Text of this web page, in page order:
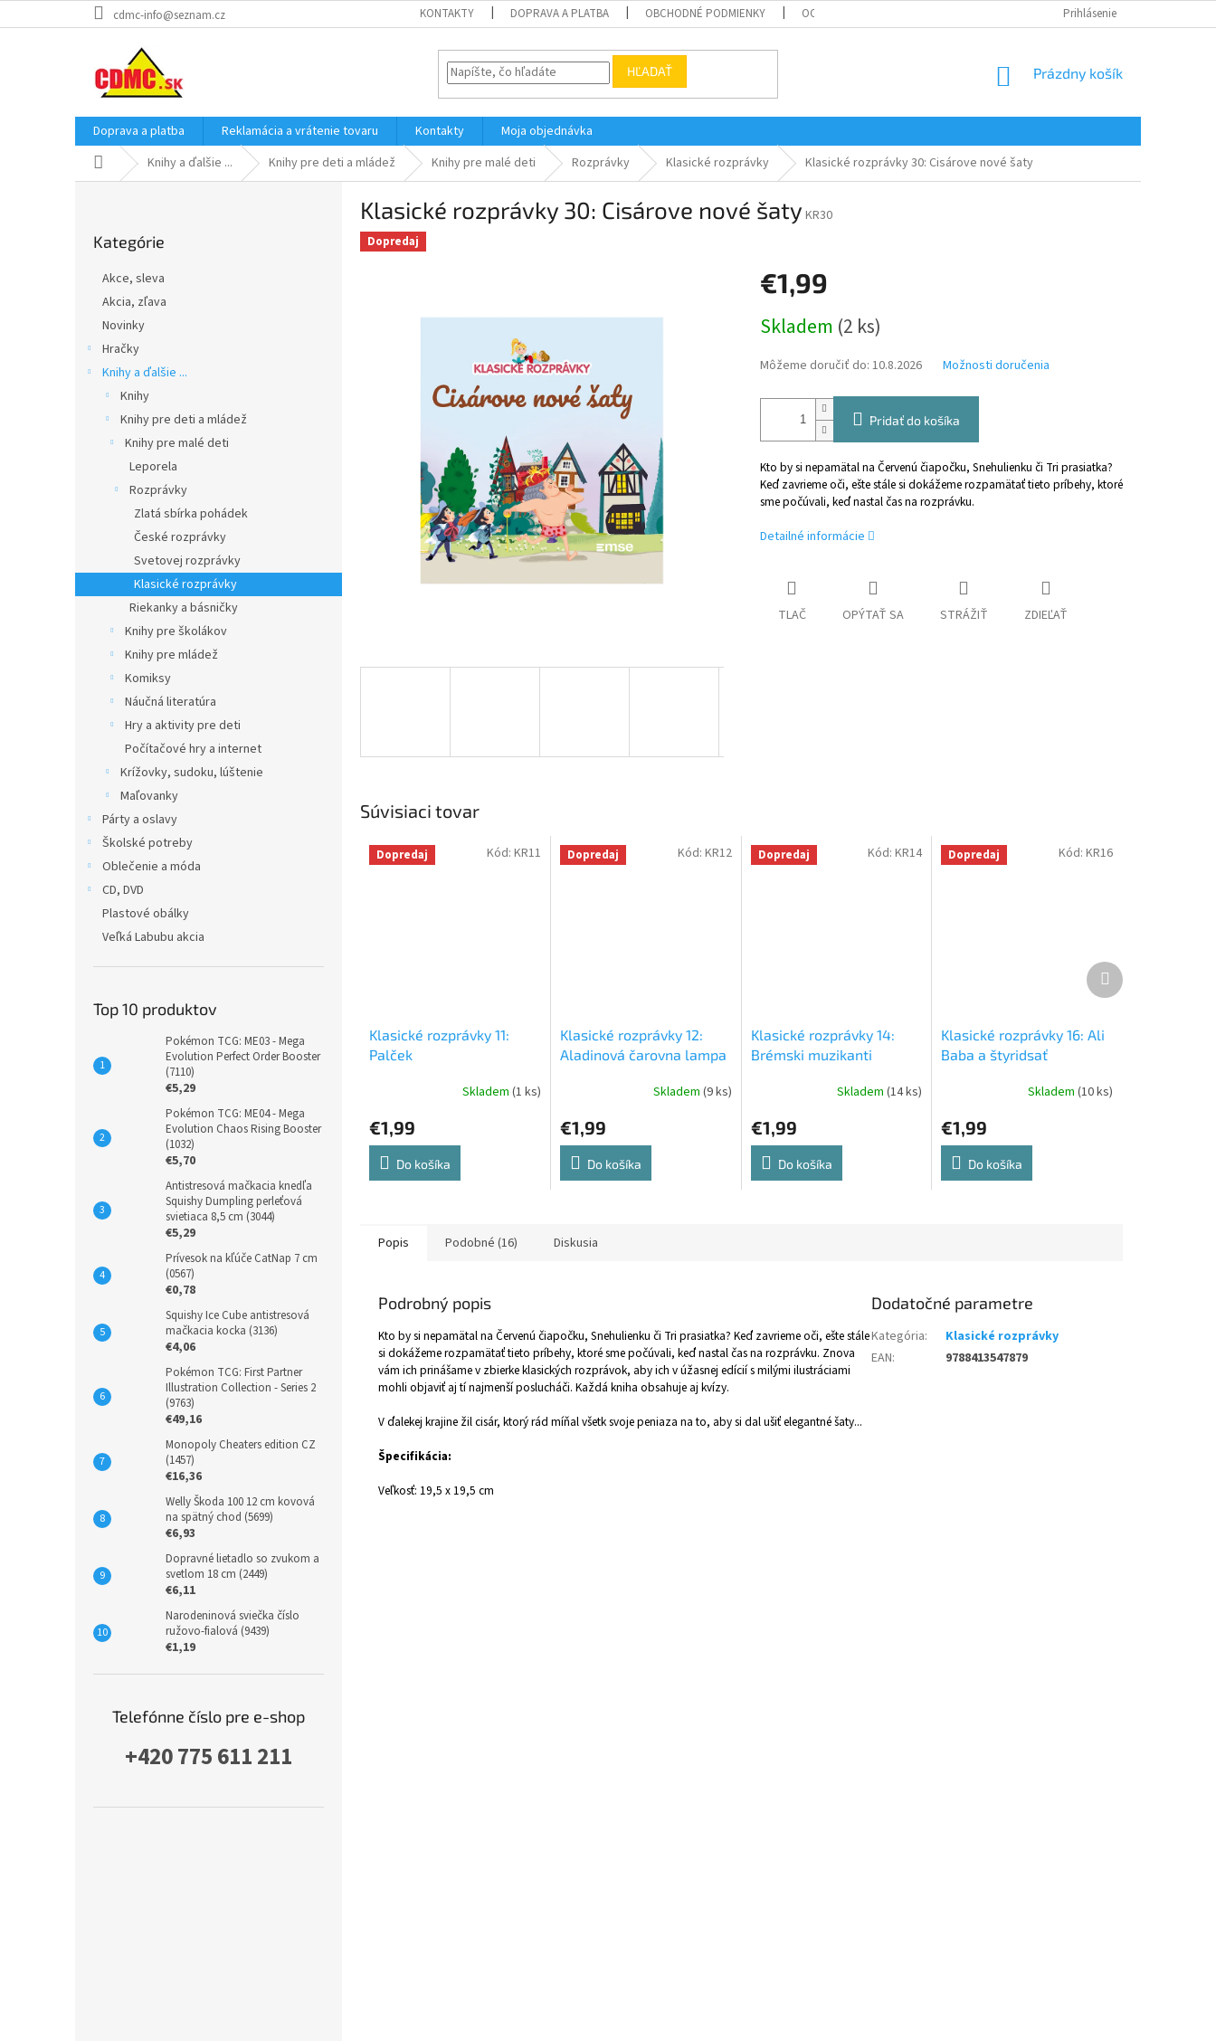
na
cdmc-info@seznam.cz KONTAKTY DOPRAVA A PLATBA OBCHODNÉ PODMIENKY OCHRANA OSOBNÝCH ÚDAJOV Prihlásenie
HĽADAŤ
NÁKUPNÝ
Prázdny košík
Doprava a platba Reklamácia a vrátenie tovaru Kontakty
Moja objednávka
DomovKnihy a ďalšie ... Knihy pre deti a mládež Knihy pre malé deti Rozprávky Klasické rozprávky Klasické rozprávky 30: Cisárove nové šaty
kategórie
Kategórie
Akce, sleva
Akcia, zľava
Novinky
Hračky
Knihy a ďalšie ...
Knihy
Knihy pre deti a mládež
Knihy pre malé deti
Leporela
Rozprávky
Zlatá sbírka pohádek
České rozprávky
Svetovej rozprávky
Klasické rozprávky
Riekanky a básničky
Knihy pre školákov
Knihy pre mládež
Komiksy
Náučná literatúra
Hry a aktivity pre deti
Počítačové hry a internet
Krížovky, sudoku, lúštenie
Maľovanky
Párty a oslavy
Školské potreby
Oblečenie a móda
CD, DVD
Plastové obálky
Veľká Labubu akcia
Top 10 produktov
Pokémon TCG: ME03 - Mega
Evolution Perfect Order Booster
(7110)
€5,29
Pokémon TCG: ME04 - Mega
Evolution Chaos Rising Booster
(1032)
€5,70
Antistresová mačkacia knedľa
Squishy Dumpling perleťová
svietiaca 8,5 cm (3044)
€5,29
Prívesok na kľúče CatNap 7 cm
(0567)
€0,78
Squishy Ice Cube antistresová
mačkacia kocka (3136)
€4,06
Pokémon TCG: First Partner
Illustration Collection - Series 2
(9763)
€49,16
Monopoly Cheaters edition CZ
(1457)
€16,36
Welly Škoda 100 12 cm kovová
na spätný chod (5699)
€6,93
Dopravné lietadlo so zvukom a
svetlom 18 cm (2449)
€6,11
Narodeninová sviečka číslo
ružovo-fialová (9439)
€1,19
Telefónne číslo pre e-shop
+420 775 611 211
Klasické rozprávky 30: Cisárove nové šaty KR30
Dopredaj
€1,99
cena:
Skladem (2 ks)
Môžeme doručiť do: 10.8.2026 Možnosti doručenia
Pridať do košíka
Kto by si nepamätal na Červenú čiapočku, Snehulienku či Tri prasiatka?
Keď zavrieme oči, ešte stále si dokážeme rozpamätať tieto príbehy, ktoré
sme počúvali, keď nastal čas na rozprávku.
Detailné informácie
TLAČ OPÝTAŤ SA STRÁŽIŤ ZDIEĽAŤ
Súvisiaci tovar
Dopredaj
Klasické rozprávky 11:
Palček
Skladem (1 ks)
€1,99
Do košíka
Kód: KR11 Dopredaj
Klasické rozprávky 12:
Aladinová čarovna lampa
Skladem (9 ks)
€1,99
Do košíka
Kód: KR12 Dopredaj
Klasické rozprávky 14:
Brémski muzikanti
Skladem(14 ks)
€1,99
Do košíka
Kód:KR14 Dopredaj
Klasické rozprávky 16: Ali
Baba a štyridsať
Skladem (10 ks)
€1,99
Do košíka
Kód: KR16
Ďalší
produkt
Popis Podobné (16) Diskusia
Podrobný popis
Kto by si nepamätal na Červenú čiapočku, Snehulienku či Tri prasiatka? Keď zavrieme oči, ešte stále
si dokážeme rozpamätať tieto príbehy, ktoré sme počúvali, keď nastal čas na rozprávku. Znova
vám ich prinášame v zbierke klasických rozprávok, aby ich v úžasnej edícií s milými ilustráciami
mohli objaviť aj tí najmenší poslucháči. Každá kniha obsahuje aj kvízy.
V ďalekej krajine žil cisár, ktorý rád míňal všetk svoje peniaza na to, aby si dal ušiť elegantné šaty...
Špecifikácia:
Veľkosť: 19,5 x 19,5 cm
Dodatočné parametre
Kategória:
Klasické rozprávky
EAN: 9788413547879